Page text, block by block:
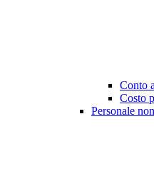
Conto
Costo
Personale